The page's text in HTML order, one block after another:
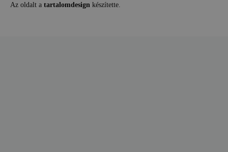
Az oldalt a tartalomdesign készítette.